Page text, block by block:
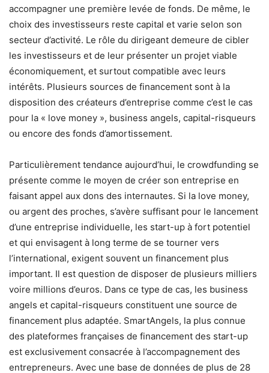
accompagner une première levée de fonds. De même, le
choix des investisseurs reste capital et varie selon son
secteur d’activité. Le rôle du dirigeant demeure de cibler
les investisseurs et de leur présenter un projet viable
économiquement, et surtout compatible avec leurs
intérêts. Plusieurs sources de financement sont à la
disposition des créateurs d’entreprise comme c’est le cas
pour la « love money », business angels, capital-risqueurs
ou encore des fonds d’amortissement.
Particulièrement tendance aujourd’hui, le crowdfunding se
présente comme le moyen de créer son entreprise en
faisant appel aux dons des internautes. Si la love money,
ou argent des proches, s’avère suffisant pour le lancement
d’une entreprise individuelle, les start-up à fort potentiel
et qui envisagent à long terme de se tourner vers
l’international, exigent souvent un financement plus
important. Il est question de disposer de plusieurs milliers
voire millions d’euros. Dans ce type de cas, les business
angels et capital-risqueurs constituent une source de
financement plus adaptée. SmartAngels, la plus connue
des plateformes françaises de financement des start-up
est exclusivement consacrée à l’accompagnement des
entrepreneurs. Avec une base de données de plus de 28